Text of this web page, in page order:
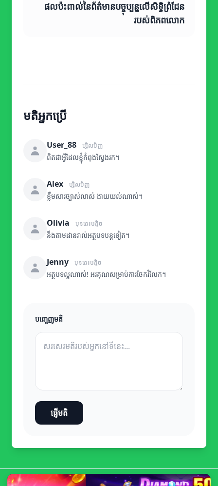
ផលប៉ះពាល់នៃព័ត៌មានបច្ចុប្បន្នលើសិទ្ធិព្រំដែន
របស់ពិភពលោក
មតិអ្នកប្រើ
User_88 ម្សិលមិញ
ពិតជាអ្វីដែលខ្ញុំកំពុងស្វែងរក។
Alex ម្សិលមិញ
ខ្លឹមសារច្បាស់លាស់ ងាយយល់ណាស់។
Olivia មុននេះបន្តិច
នឹងតាមដានរាល់អត្ថបទបន្តទៀត។
Jenny មុននេះបន្តិច
អត្ថបទល្អណាស់! អរគុណសម្រាប់ការចែករំលែក។
បញ្ចេញមតិ
ផ្ញើមតិ